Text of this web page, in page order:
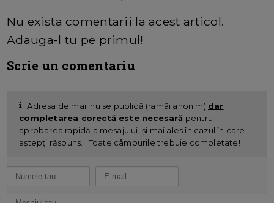
Nu exista comentarii la acest articol.
Adauga-l tu pe primul!
Scrie un comentariu
Adresa de mail nu se publică (ramâi anonim) dar
completarea corectă este necesară pentru
aprobarea rapidă a mesajului, și mai ales în cazul în care
aștepți răspuns. | Toate câmpurile trebuie completate!